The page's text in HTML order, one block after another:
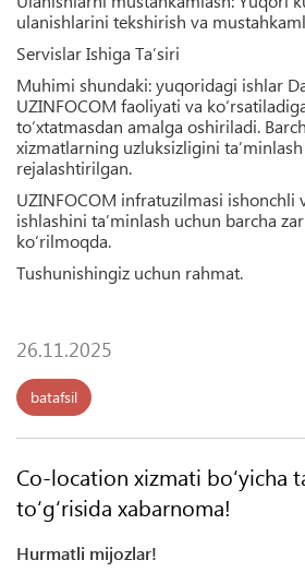
ulanishlarini tekshirish va
Servislar Ishiga Ta’siri
Muhimi shundaki:yuqoridagi ishlar
UZINFOCOM faoliyati va
to‘xtatmasdan amalga oshiriladi.
xizmatlarning uzluksizligini
rejalashtirilgan.
UZINFOCOM infratuzilmasi ishonchli
ishlashini ta’minlash uchun barcha
ko‘rilmoqda.
Tushunishingiz uchun rahmat.
26.11.2025
batafsil
Co-location xizmati bo‘yicha
to‘g‘risida xabarnoma!
Hurmatli mijozlar!